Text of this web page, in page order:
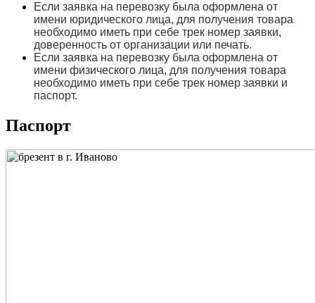
Если заявка на перевозку была оформлена от
имени юридического лица, для получения товара
необходимо иметь при себе трек номер заявки,
доверенность от организации или печать.
Если заявка на перевозку была оформлена от
имени физического лица, для получения товара
необходимо иметь при себе трек номер заявки и
паспорт.
Паспорт